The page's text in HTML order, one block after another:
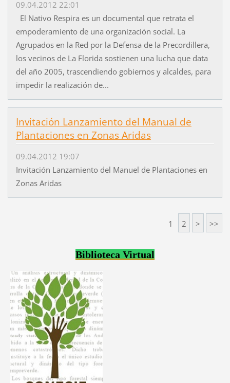
09.04.2012 22:01
El Nativo Respira es un documental que retrata el
empoderamiento de una organización social. La
Agrupados en la Red por la Defensa de la Precordillera,
los vecinos de La Florida sostienen una lucha que data
del año 2005, trascendiendo gobiernos y alcaldes, para
impedir la realización de...
Invitación Lanzamiento del Manual de
Plantaciones en Zonas Aridas
09.04.2012 19:07
Invitación Lanzamiento del Manuel de Plantaciones en
Zonas Aridas
1 2 > >>
Biblioteca Virtual